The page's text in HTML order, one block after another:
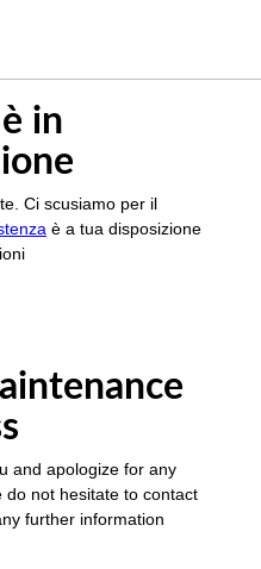
in
Ci scusiamo per il
è a tua disposizione
and apologize for any
do not hesitate to contact
further information